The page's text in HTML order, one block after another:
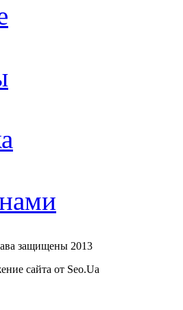
защищены 2013
сайта от Seo.Ua